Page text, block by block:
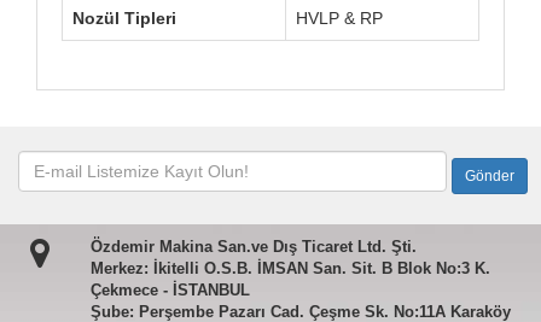
Nozül Tipleri HVLP & RP
Özdemir Makina San.ve Dış Ticaret Ltd. Şti.
Merkez: İkitelli O.S.B. İMSAN San. Sit. B Blok No:3 K.
Çekmece - İSTANBUL
Şube: Perşembe Pazarı Cad. Çeşme Sk. No:11A Karaköy